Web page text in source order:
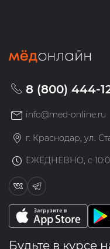
8 (800) 444-
info@med-online.ru
г. Краснодар, ул.
ЕЖЕДНЕВНО, с
Будьте в курсе